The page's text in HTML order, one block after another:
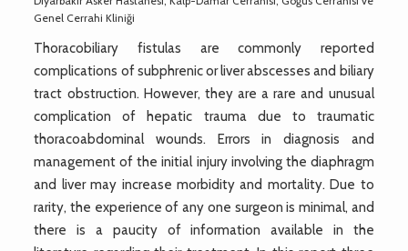
Genel Cerrahi Kliniği
Thoracobiliary fistulas are commonly reported
complications of subphrenic or liver abscesses and biliary
tract obstruction. However, they are a rare and unusual
complication of hepatic trauma due to traumatic
thoracoabdominal wounds. Errors in diagnosis and
management of the initial injury involving the diaphragm
and liver may increase morbidity and mortality. Due to
rarity, the experience of any one surgeon is minimal, and
there is a paucity of information available in the